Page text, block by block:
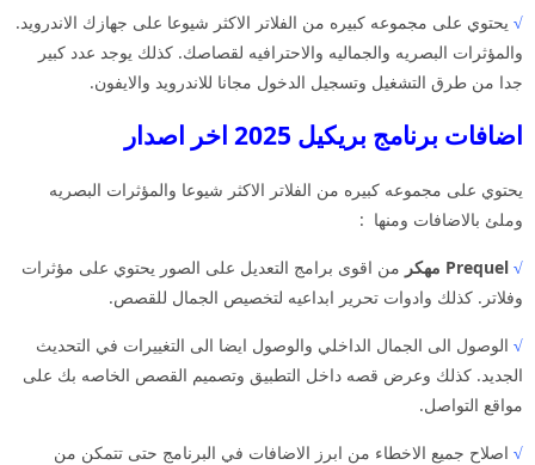
√ يحتوي على مجموعه كبيره من الفلاتر الاكثر شيوعا على جهازك الاندرويد.
والمؤثرات البصريه والجماليه والاحترافيه لقصاصك. كذلك يوجد عدد كبير
جدا من طرق التشغيل وتسجيل الدخول مجانا للاندرويد والايفون.
اضافات برنامج بريكيل 2025 اخر اصدار
يحتوي على مجموعه كبيره من الفلاتر الاكثر شيوعا والمؤثرات البصريه
وملئ بالاضافات ومنها :
√ Prequel مهكر
من اقوى برامج التعديل على الصور يحتوي على مؤثرات
وفلاتر. كذلك وادوات تحرير ابداعيه لتخصيص الجمال للقصص.
√ الوصول الى الجمال الداخلي والوصول ايضا الى التغييرات في التحديث
الجديد. كذلك وعرض قصه داخل التطبيق وتصميم القصص الخاصه بك على
مواقع التواصل.
√ اصلاح جميع الاخطاء من ابرز الاضافات في البرنامج حتى تتمكن من